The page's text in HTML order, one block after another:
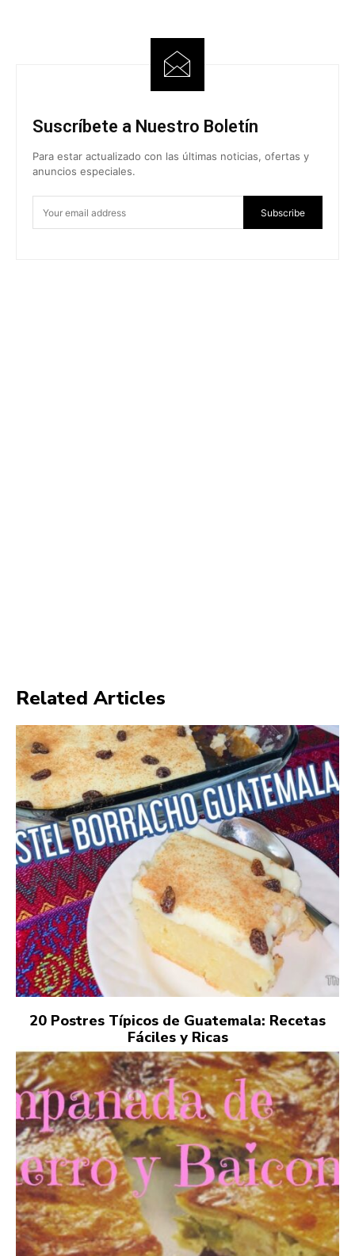
Suscríbete a Nuestro Boletín
Para estar actualizado con las últimas noticias, ofertas y
anuncios especiales.
Subscribe
Related Articles
20 Postres Típicos de Guatemala: Recetas
Fáciles y Ricas